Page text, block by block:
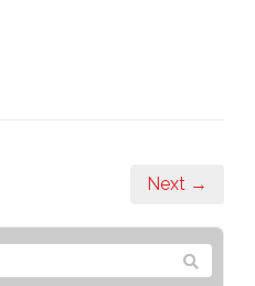
Next →